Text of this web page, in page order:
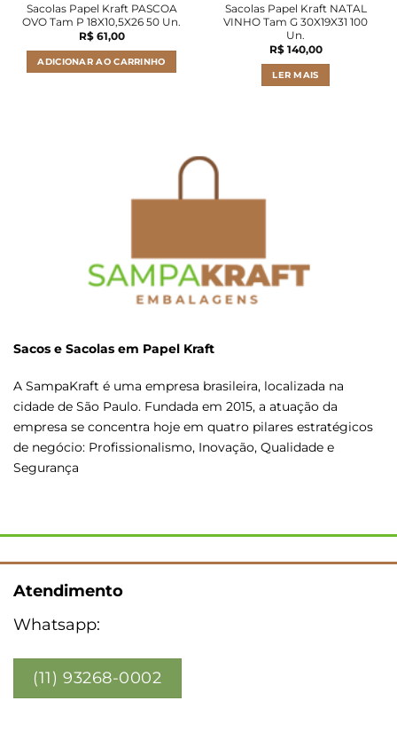
Sacolas Papel Kraft PASCOA
OVO Tam P 18X10,5X26 50 Un.
R$61,00
ADICIONAR AO CARRINHO
Sacolas Papel Kraft NATAL
VINHO Tam G 30X19X31 100
Un.
R$140,00
LER MAIS
Sacos e Sacolas em Papel Kraft
A SampaKraft é uma empresa brasileira, localizada na
cidade de São Paulo. Fundada em 2015, a atuação da
empresa se concentra hoje em quatro pilares estratégicos
de negócio: Profissionalismo, Inovação, Qualidade e
Segurança
Atendimento
Whatsapp:
(11) 93268-0002